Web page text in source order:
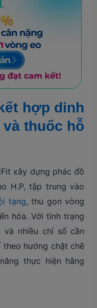
hợp dinh
thuốc hỗ
xây dựng phác đồ
H.P, tập trung vào
tạng, thu gọn vòng
hóa. Với tình trạng
và nhiều chỉ số cần
hướng chặt chẽ
thực hiện hằng